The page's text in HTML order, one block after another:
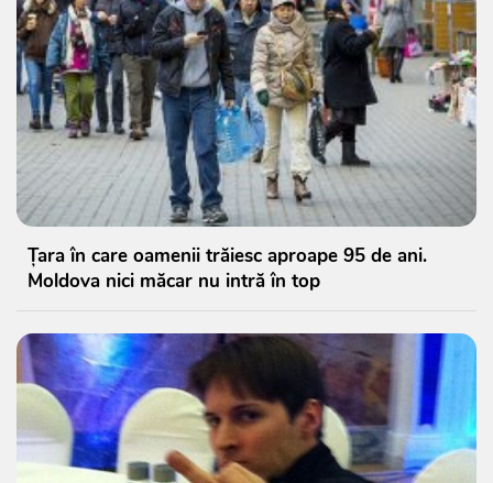
Țara în care oamenii trăiesc aproape 95 de ani.
Moldova nici măcar nu intră în top